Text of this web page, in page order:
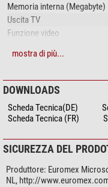
Memoria interna (Megabyte)
Uscita TV
Funzione video
Fotocamera
raffreddamento
Dimensione pixel
Trasmissione di immagini
sensore
Dimensioni del chip (″)
Risoluzione foto
frame rate (fps)
mostra di più...
DOWNLOADS
Scheda Tecnica(DE)
Scheda Tecnica (FR)
SICUREZZA DEL
Produttore: Euromex
NL, http://